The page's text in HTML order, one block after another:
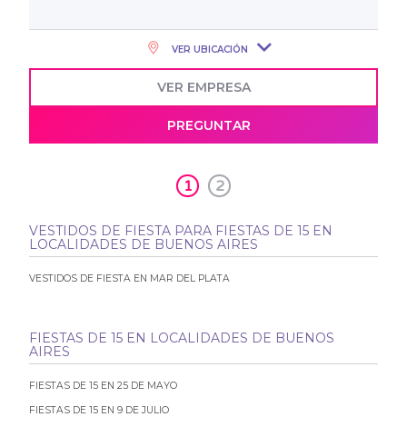
VER UBICACIÓN
VER EMPRESA
PREGUNTAR
1 2
VESTIDOS DE FIESTA PARA FIESTAS DE 15 EN
LOCALIDADES DE BUENOS AIRES
VESTIDOS DE FIESTA EN MAR DEL PLATA
FIESTAS DE 15 EN LOCALIDADES DE BUENOS
AIRES
FIESTAS DE 15 EN 25 DE MAYO
FIESTAS DE 15 EN 9 DE JULIO